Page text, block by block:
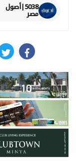
5038|أصول
مصر